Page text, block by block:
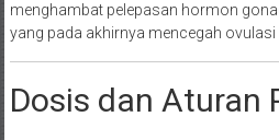
menghambat pelepasan hormon
yang pada akhirnya mencegah ovulasi
Dosis dan Aturan